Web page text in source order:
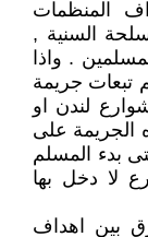
المنظمات
السنية ,
. واذا
تبعات جريمة
لندن او
الجريمة على
بدء المسلم
لا دخل بها
بين اهداف